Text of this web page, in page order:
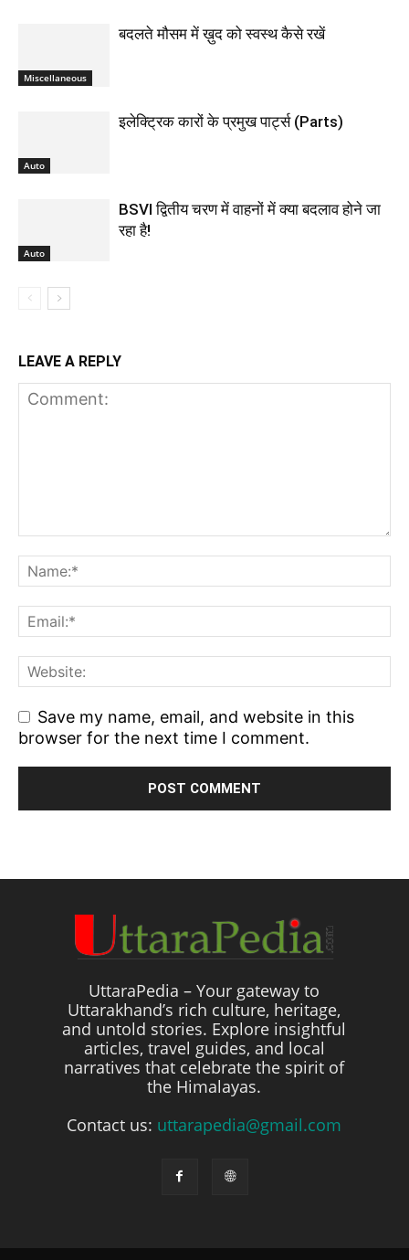
Miscellaneous
बदलते मौसम में ख़ुद को स्वस्थ कैसे रखें
Auto
इलेक्ट्रिक कारों के प्रमुख पार्ट्स (Parts)
Auto
BSVI द्वितीय चरण में वाहनों में क्या बदलाव होने जा
रहा है!
LEAVE A REPLY
Save my name, email, and website in this
browser for the next time I comment.
UttaraPedia – Your gateway to
Uttarakhand’s rich culture, heritage,
and untold stories. Explore insightful
articles, travel guides, and local
narratives that celebrate the spirit of
the Himalayas.
Contact us: uttarapedia@gmail.com